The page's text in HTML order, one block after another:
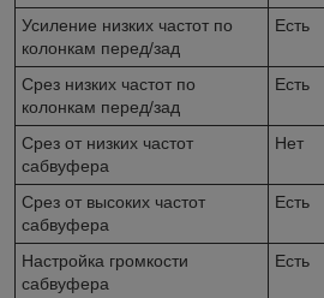
Усиление низких частот по
колонкам перед/зад
Есть
Срез низких частот по
колонкам перед/зад
Есть
Срез от низких частот
сабвуфера
Нет
Срез от высоких частот
сабвуфера
Есть
Настройка громкости
сабвуфера
Есть